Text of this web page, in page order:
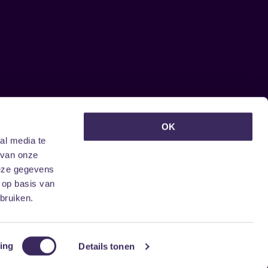
media te
onze
gegevens
basis van
Details tonen
OK
ontvangen?